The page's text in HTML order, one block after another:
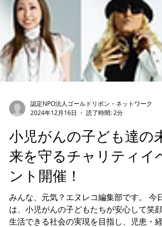
認定NPO法人ゴールドリボン・ネットワーク
読了時間: 2分
小児がんの子ども達の未